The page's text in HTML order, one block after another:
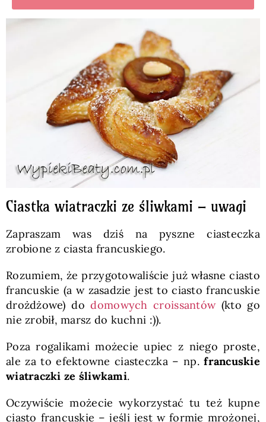
Ciastka wiatraczki ze śliwkami – uwagi
Zapraszam was dziś na pyszne ciasteczka
zrobione z ciasta francuskiego.
Rozumiem, że przygotowaliście już własne ciasto
francuskie (a w zasadzie jest to ciasto francuskie
drożdżowe) dodomowych croissantów(kto go
nie zrobił, marsz do kuchni :)).
Poza rogalikami możecie upiec z niego proste,
ale za to efektowne ciasteczka – np.francuskie
wiatraczki ze śliwkami.
Oczywiście możecie wykorzystać tu też kupne
ciasto francuskie – jeśli jest w formie mrożonej,